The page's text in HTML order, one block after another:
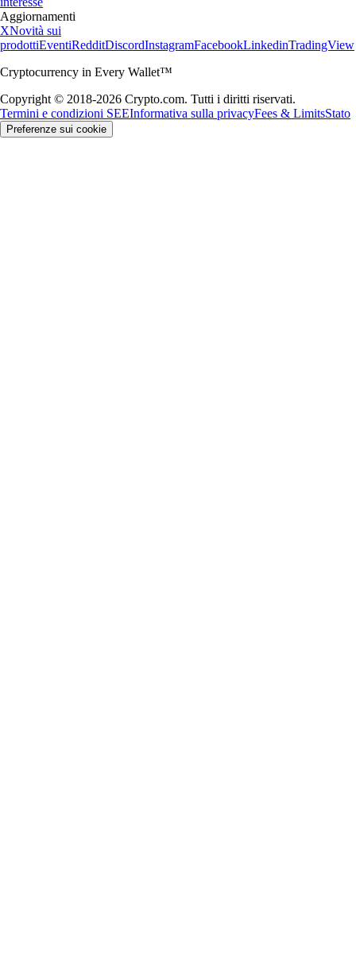
Aggiornamenti
XNovità sui
prodottiEventiRedditDiscordInstagramFacebookLinkedinTradingView
Cryptocurrency in Every Wallet™
Copyright © 2018-2026 Crypto.com. Tutti i diritti riservati.
Termini e condizioni SEEInformativa sulla privacyFees & LimitsStato
Preferenze sui cookie